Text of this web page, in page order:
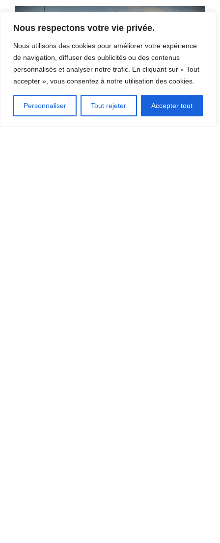
Nous respectons votre vie privée.
Nous utilisons des cookies pour améliorer votre expérience
de navigation, diffuser des publicités ou des contenus
personnalisés et analyser notre trafic. En cliquant sur « Tout
accepter », vous consentez à notre utilisation des cookies.
Personnaliser Tout rejeter Accepter tout
DÉCOUVRIR LA RÉGION
[CLIQUEZ ICI]